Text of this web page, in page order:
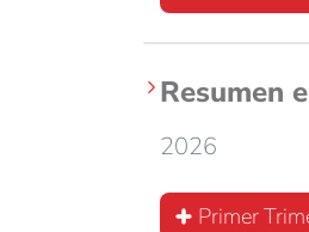
Resumen
2026
Primer